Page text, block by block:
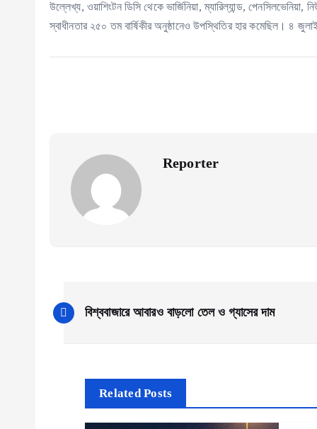
উল্লেখ্য, ওয়াশিংটন ডিসি থেকে ভার্জিনিয়া, ম্যারিল্যান্ড, পেনসিলভেনিয়া,
স্বাধীনতার ২৫০ তম বার্ষিকীর অনুষ্ঠানেও উপস্থিতির হার কমেছিল। ৪
Reporter
P
বিশ্ববাজারে আবারও বাড়লো তেল ও গ্যাসের দাম
Related Posts